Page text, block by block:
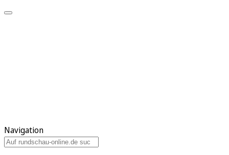
Navigation